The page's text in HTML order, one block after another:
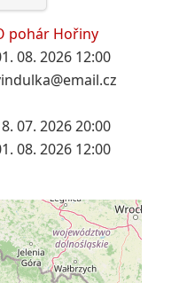
pohár Hořiny
08. 2026 12:00
07. 2026 20:00
08. 2026 12:00